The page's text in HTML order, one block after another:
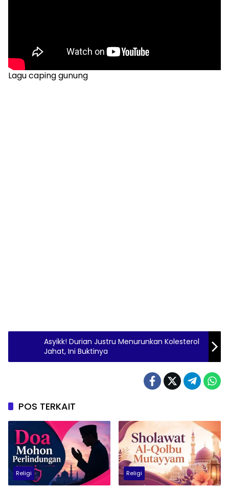
Lagu caping gunung
Asyikk! Durian Justru Menurunkan Kolesterol
Jahat, Ini Buktinya
POS TERKAIT
Religi Religi